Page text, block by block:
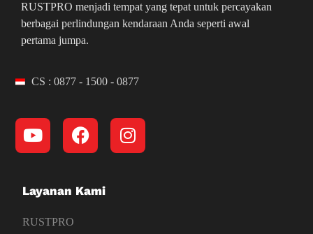
RUSTPRO menjadi tempat yang tepat untuk percayakan
berbagai perlindungan kendaraan Anda seperti awal
pertama jumpa.
CS : 0877 - 1500 - 0877
Layanan Kami
RUSTPRO